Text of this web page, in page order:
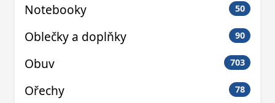
Notebooky 50
Oblečky a doplňky 90
Obuv 703
Ořechy 78